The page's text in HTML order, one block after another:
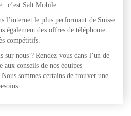
: c’est Salt Mobile.
l’internet le plus performant de Suisse
également des offres de téléphonie
compétitifs.
sur nous ? Rendez-vous dans l’un de
aux conseils de nos équipes
sommes certains de trouver une